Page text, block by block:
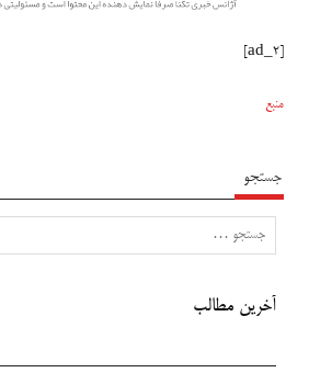
منبع
جستجو
آخرین مطالب